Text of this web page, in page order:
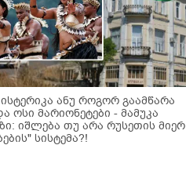
ისტერიკა ანუ როგორ გაამწარა
ოსი მარიონეტები - მამუკა
იშლება თუ არა რუსეთის მიერ
სისტემა?!